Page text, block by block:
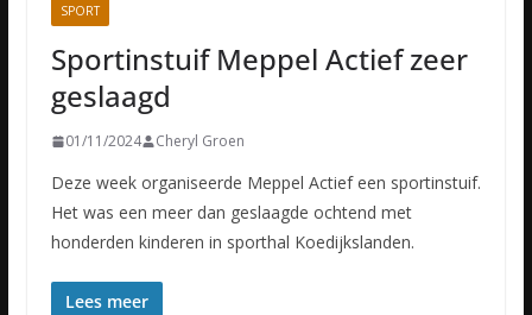
SPORT
Sportinstuif Meppel Actief zeer
geslaagd
01/11/2024 Cheryl Groen
Deze week organiseerde Meppel Actief een sportinstuif.
Het was een meer dan geslaagde ochtend met
honderden kinderen in sporthal Koedijkslanden.
Lees meer